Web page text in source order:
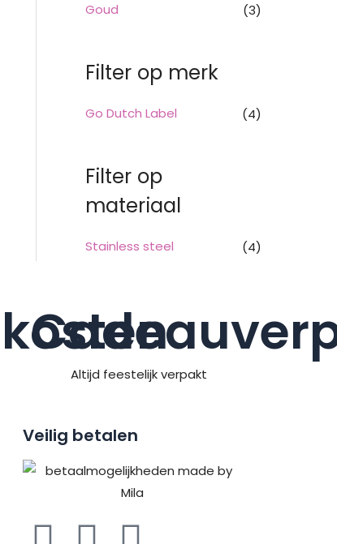
n
a
r
Goud (3)
Filter op merk
Go Dutch Label (4)
Filter op
materiaal
Stainless steel (4)
Altijd feestelijk verpakt
Veilig betalen